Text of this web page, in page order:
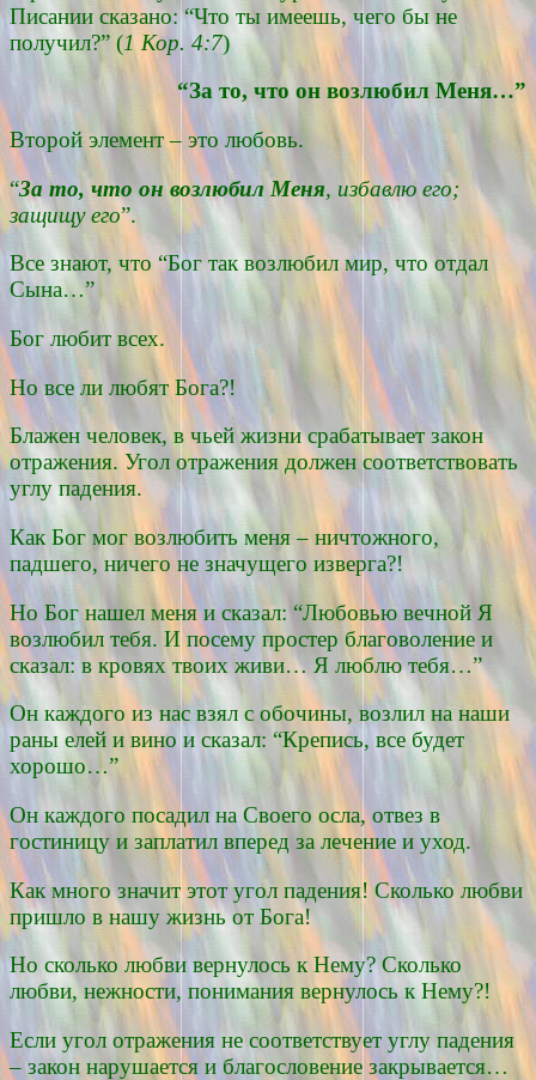
Писании сказано: “Что ты имеешь, чего бы не
получил?” (1 Кор. 4:7)
“За то, что он возлюбил Меня…”
Второй элемент – это любовь.
“За то, что он возлюбил Меня, избавлю его;
защищу его”.
Все знают, что “Бог так возлюбил мир, что отдал
Сына…”
Бог любит всех.
Но все ли любят Бога?!
Блажен человек, в чьей жизни срабатывает закон
отражения. Угол отражения должен соответствовать
углу падения.
Как Бог мог возлюбить меня – ничтожного,
падшего, ничего не значущего изверга?!
Но Бог нашел меня и сказал: “Любовью вечной Я
возлюбил тебя. И посему простер благоволение и
сказал: в кровях твоих живи… Я люблю тебя…”
Он каждого из нас взял с обочины, возлил на наши
раны елей и вино и сказал: “Крепись, все будет
хорошо…”
Он каждого посадил на Своего осла, отвез в
гостиницу и заплатил вперед за лечение и уход.
Как много значит этот угол падения! Сколько любви
пришло в нашу жизнь от Бога!
Но сколько любви вернулось к Нему? Сколько
любви, нежности, понимания вернулось к Нему?!
Если угол отражения не соответствует углу падения
– закон нарушается и благословение закрывается…